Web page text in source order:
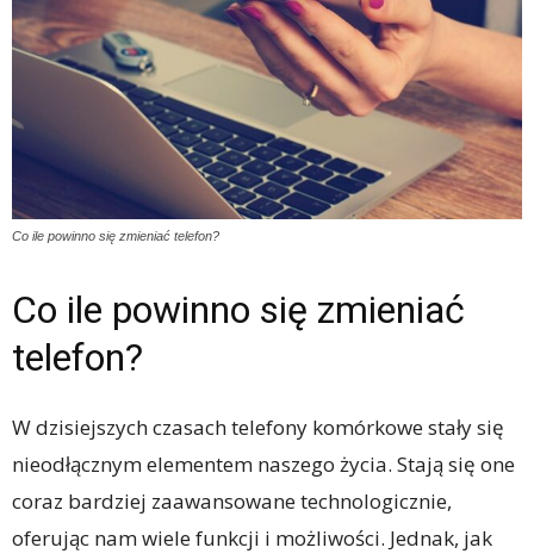
Co ile powinno się zmieniać telefon?
Co ile powinno się zmieniać
telefon?
W dzisiejszych czasach telefony komórkowe stały się
nieodłącznym elementem naszego życia. Stają się one
coraz bardziej zaawansowane technologicznie,
oferując nam wiele funkcji i możliwości. Jednak, jak